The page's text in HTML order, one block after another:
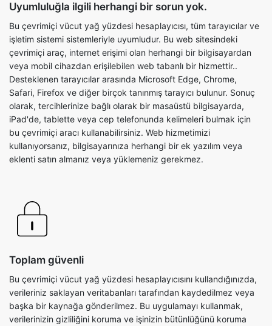
Uyumluluğla ilgili herhangi bir sorun yok.
Bu çevrimiçi vücut yağ yüzdesi hesaplayıcısı, tüm tarayıcılar ve
işletim sistemi sistemleriyle uyumludur. Bu web sitesindeki
çevrimiçi araç, internet erişimi olan herhangi bir bilgisayardan
veya mobil cihazdan erişilebilen web tabanlı bir hizmettir..
Desteklenen tarayıcılar arasında Microsoft Edge, Chrome,
Safari, Firefox ve diğer birçok tanınmış tarayıcı bulunur. Sonuç
olarak, tercihlerinize bağlı olarak bir masaüstü bilgisayarda,
iPad'de, tablette veya cep telefonunda kelimeleri bulmak için
bu çevrimiçi aracı kullanabilirsiniz. Web hizmetimizi
kullanıyorsanız, bilgisayarınıza herhangi bir ek yazılım veya
eklenti satın almanız veya yüklemeniz gerekmez.
Toplam güvenli
Bu çevrimiçi vücut yağ yüzdesi hesaplayıcısını kullandığınızda,
verileriniz saklayan veritabanları tarafından kaydedilmez veya
başka bir kaynağa gönderilmez. Bu uygulamayı kullanmak,
verilerinizin gizliliğini koruma ve işinizin bütünlüğünü koruma